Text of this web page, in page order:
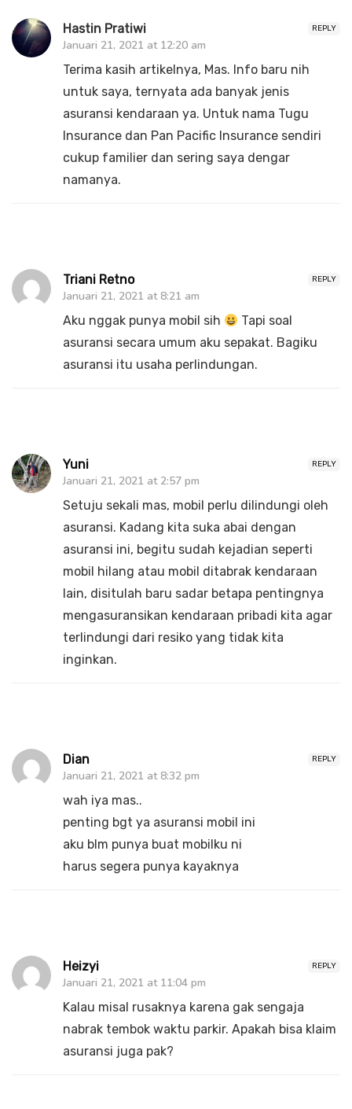
REPLY
Hastin Pratiwi
Januari 21, 2021 at 12:20 am
Terima kasih artikelnya, Mas. Info baru nih
untuk saya, ternyata ada banyak jenis
asuransi kendaraan ya. Untuk nama Tugu
Insurance dan Pan Pacific Insurance sendiri
cukup familier dan sering saya dengar
namanya.
REPLY
Triani Retno
Januari 21, 2021 at 8:21 am
Aku nggak punya mobil sih
Tapi soal
asuransi secara umum aku sepakat. Bagiku
asuransi itu usaha perlindungan.
REPLY
Yuni
Januari 21, 2021 at 2:57 pm
Setuju sekali mas, mobil perlu dilindungi oleh
asuransi. Kadang kita suka abai dengan
asuransi ini, begitu sudah kejadian seperti
mobil hilang atau mobil ditabrak kendaraan
lain, disitulah baru sadar betapa pentingnya
mengasuransikan kendaraan pribadi kita agar
terlindungi dari resiko yang tidak kita
inginkan.
REPLY
Dian
Januari 21, 2021 at 8:32 pm
wah iya mas..
penting bgt ya asuransi mobil ini
aku blm punya buat mobilku ni
harus segera punya kayaknya
REPLY
Heizyi
Januari 21, 2021 at 11:04 pm
Kalau misal rusaknya karena gak sengaja
nabrak tembok waktu parkir. Apakah bisa klaim
asuransi juga pak?